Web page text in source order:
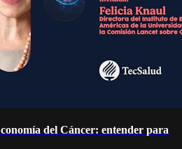
del Cáncer: entender para